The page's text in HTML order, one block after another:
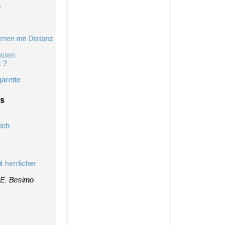
mit Distanz
?
herrlicher
Besimo